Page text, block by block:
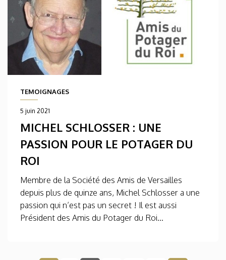
TEMOIGNAGES
5 juin 2021
MICHEL SCHLOSSER : UNE
PASSION POUR LE POTAGER DU
ROI
Membre de la Société des Amis de Versailles
depuis plus de quinze ans, Michel Schlosser a une
passion qui n’est pas un secret ! Il est aussi
Président des Amis du Potager du Roi...